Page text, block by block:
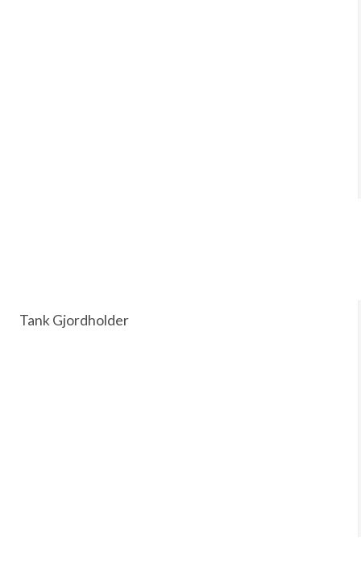
Tank Gjordholder